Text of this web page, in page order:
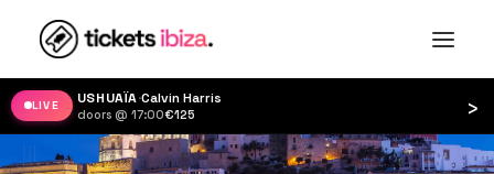
LIVE USHUAÏA·Calvin Harris
doors @ 17:00·€125 ›